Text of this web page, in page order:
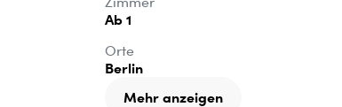
Ab 1
Orte
Berlin
Mehr anzeigen